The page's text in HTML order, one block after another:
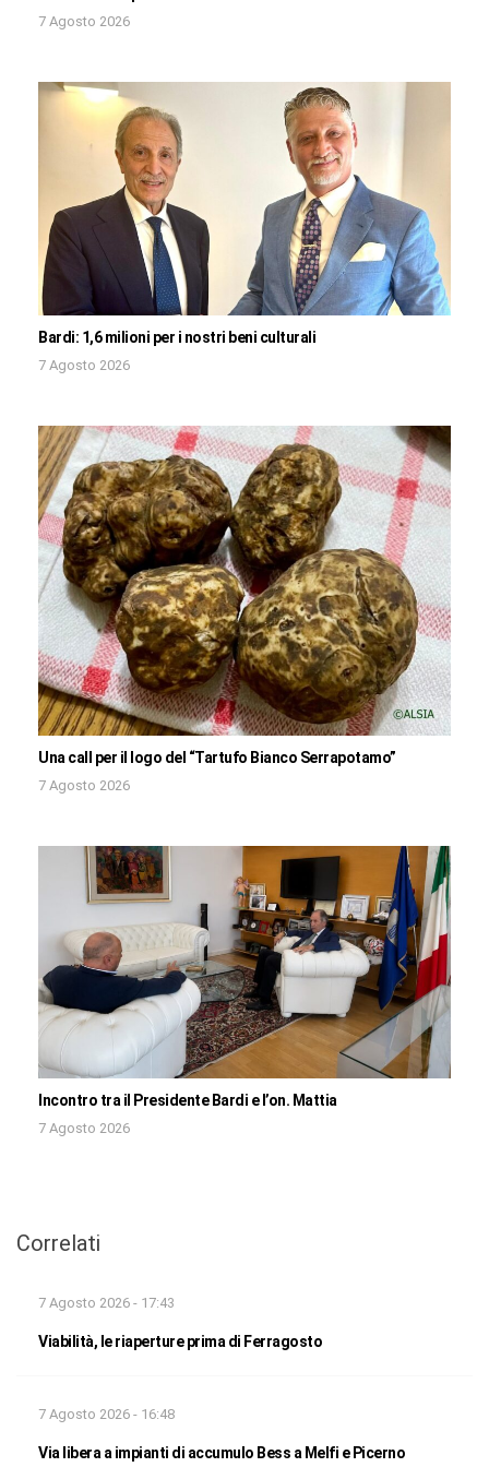
7 Agosto 2026
Bardi: 1,6 milioni per i nostri beni culturali
7 Agosto 2026
Una call per il logo del “Tartufo Bianco Serrapotamo”
7 Agosto 2026
Incontro tra il Presidente Bardi e l’on. Mattia
7 Agosto 2026
Correlati
7 Agosto 2026 - 17:43
Viabilità, le riaperture prima di Ferragosto
7 Agosto 2026 - 16:48
Via libera a impianti di accumulo Bess a Melfi e Picerno